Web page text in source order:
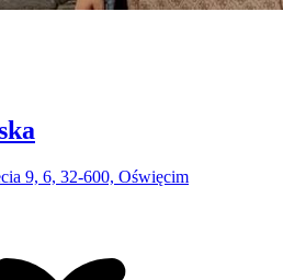
9, 6, 32-600, Oświęcim